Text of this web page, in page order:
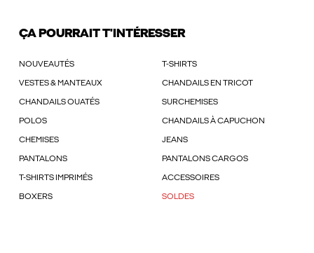
ÇA POURRAIT T'INTÉRESSER
NOUVEAUTÉS T-SHIRTS
VESTES & MANTEAUX CHANDAILS EN TRICOT
CHANDAILS OUATÉS SURCHEMISES
POLOS CHANDAILS À CAPUCHON
CHEMISES JEANS
PANTALONS PANTALONS CARGOS
T-SHIRTS IMPRIMÉS ACCESSOIRES
BOXERS SOLDES